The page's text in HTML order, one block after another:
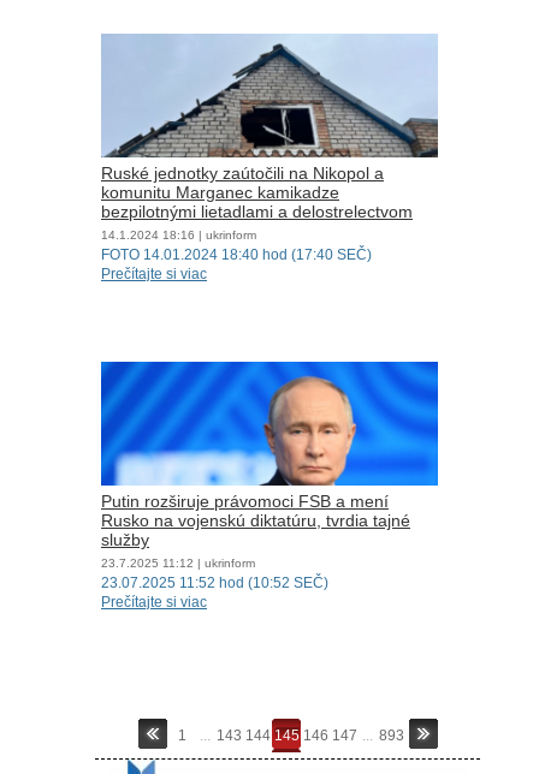
Ruské jednotky zaútočili na Nikopol a
komunitu Marganec kamikadze
bezpilotnými lietadlami a delostrelectvom
14.1.2024 18:16 | ukrinform
FOTO 14.01.2024 18:40 hod (17:40 SEČ)
Prečítajte si viac
Putin rozširuje právomoci FSB a mení
Rusko na vojenskú diktatúru, tvrdia tajné
služby
23.7.2025 11:12 | ukrinform
23.07.2025 11:52 hod (10:52 SEČ)
Prečítajte si viac
1 ... 143 144 145 146 147 ... 893